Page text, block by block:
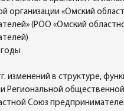
организации «Омский
(РОО «Омский
изменений в структуре,
Региональной
Союз